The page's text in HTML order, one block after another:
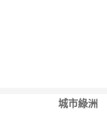
城市綠洲